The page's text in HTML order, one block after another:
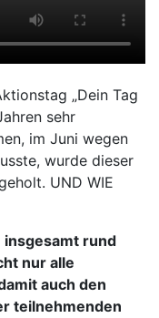
„Dein Tag
sehr
im Juni wegen
wurde dieser
UND WIE
insgesamt rund
nur alle
auch den
teilnehmenden